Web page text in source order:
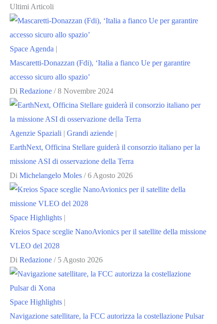
Ultimi Articoli
Space Agenda |
Mascaretti-Donazzan (Fdi), ‘Italia a fianco Ue per garantire
accesso sicuro allo spazio’
Di Redazione /8 Novembre 2024
Agenzie Spaziali | Grandi aziende |
EarthNext, Officina Stellare guiderà il consorzio italiano per la
missione ASI di osservazione della Terra
Di Michelangelo Moles /6 Agosto 2026
Space Highlights |
Kreios Space sceglie NanoAvionics per il satellite della missione
VLEO del 2028
Di Redazione / 5 Agosto 2026
Space Highlights |
Navigazione satellitare, la FCC autorizza la costellazione Pulsar